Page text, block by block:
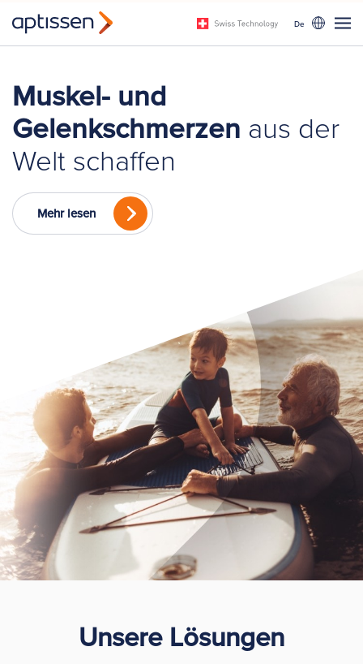
De
Muskel- und
Gelenkschmerzen aus der
Welt schaffen
Mehr lesen
Unsere Lösungen